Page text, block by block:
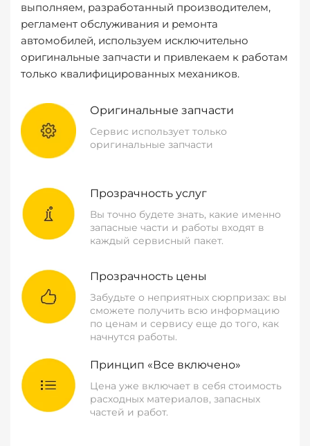
выполняем, разработанный производителем,
регламент обслуживания и ремонта
автомобилей, используем исключительно
оригинальные запчасти и привлекаем к работам
только квалифицированных механиков.
Оригинальные запчасти
Сервис использует только
оригинальные запчасти
Прозрачность услуг
Вы точно будете знать, какие именно
запасные части и работы входят в
каждый сервисный пакет.
Прозрачность цены
Забудьте о неприятных сюрпризах: вы
сможете получить всю информацию
по ценам и сервису еще до того, как
начнутся работы.
Принцип «Все включено»
Цена уже включает в себя стоимость
расходных материалов, запасных
частей и работ.